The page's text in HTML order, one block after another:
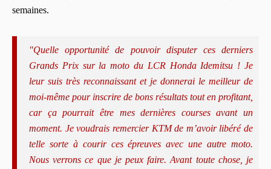
semaines.
"Quelle opportunité de pouvoir disputer ces derniers
Grands Prix sur la moto du LCR Honda Idemitsu ! Je
leur suis très reconnaissant et je donnerai le meilleur de
moi-même pour inscrire de bons résultats tout en profitant,
car ça pourrait être mes dernières courses avant un
moment. Je voudrais remercier KTM de m’avoir libéré de
telle sorte à courir ces épreuves avec une autre moto.
Nous verrons ce que je peux faire. Avant toute chose, je